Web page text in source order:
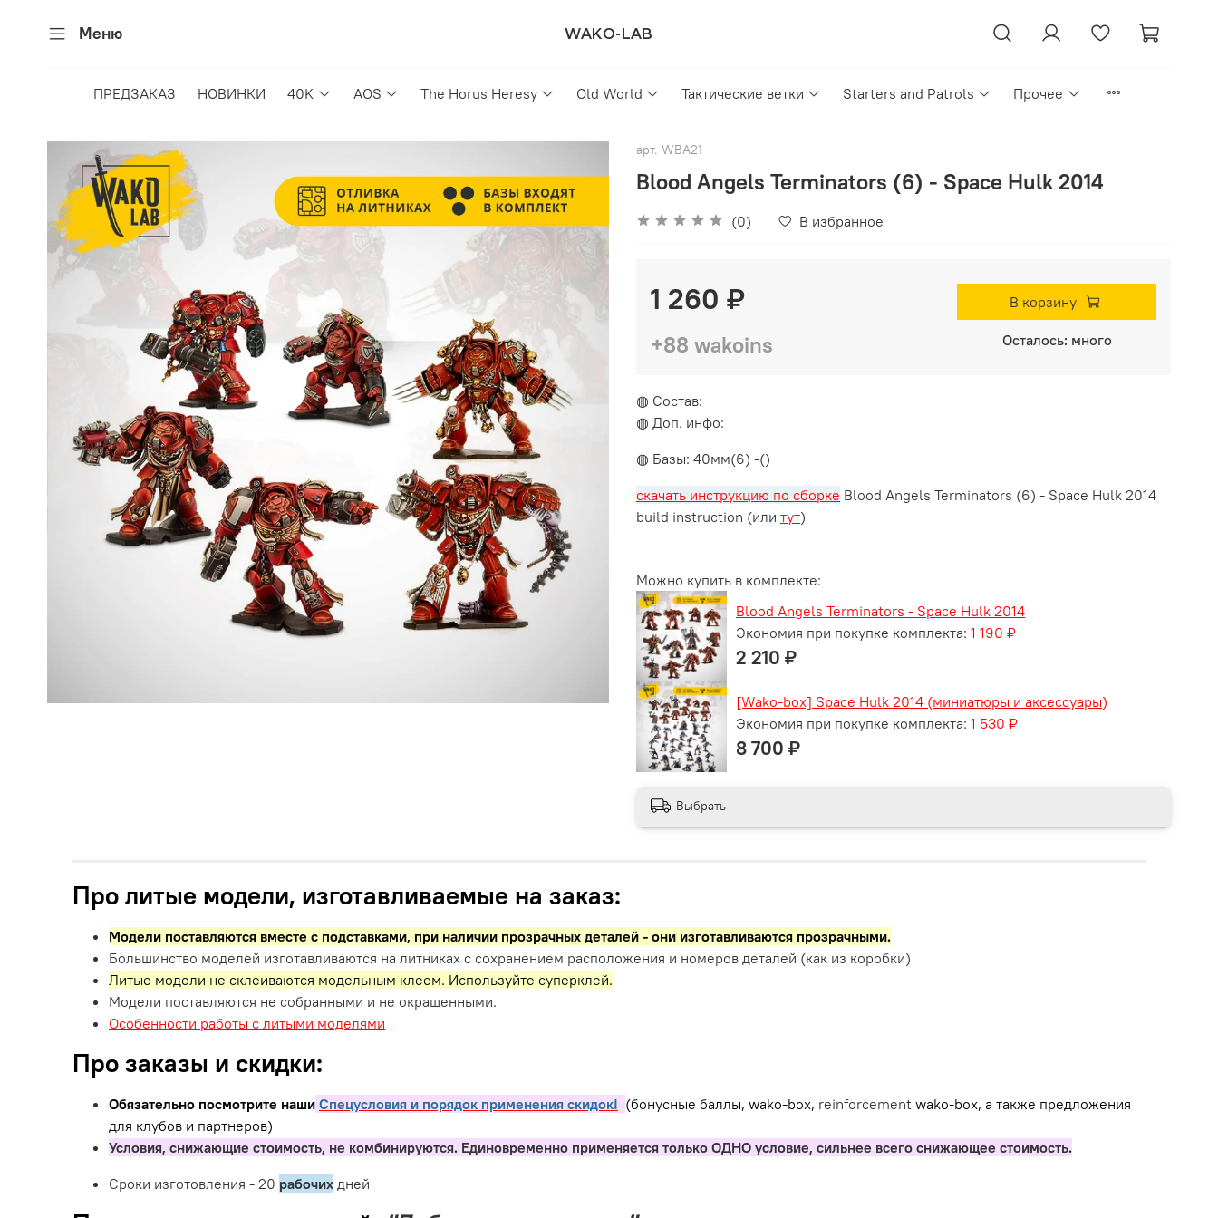
Меню WAKO-LAB
ПРЕДЗАКАЗ НОВИНКИ 40K AOS The Horus Heresy Old World Тактические ветки Starters and Patrols Прочее
арт. WBA21
Blood Angels Terminators (6) - Space Hulk 2014
(0) В избранное
1 260 ₽
+88 wakoins
В корзину
Осталось: много
◍ Состав:
◍ Доп. инфо:
◍ Базы: 40мм(6) -()
скачать инструкцию по сборке Blood Angels Terminators (6) - Space Hulk 2014
build instruction (или тут)
Выбрать
Можно купить в комплекте:
Blood Angels Terminators - Space Hulk 2014
Экономия при покупке комплекта: 1 190 ₽
2 210 ₽
[Wako-box] Space Hulk 2014 (миниатюры и аксессуары)
Экономия при покупке комплекта: 1 530 ₽
8 700 ₽
Про литые модели, изготавливаемые на заказ:
Модели поставляются вместе с подставками, при наличии прозрачных деталей - они изготавливаются прозрачными.
Большинство моделей изготавливаются на литниках с сохранением расположения и номеров деталей (как из коробки)
Литые модели не склеиваются модельным клеем. Используйте суперклей.
Модели поставляются не собранными и не окрашенными.
Особенности работы с литыми моделями
Про заказы и скидки:
Обязательно посмотрите наши Спецусловия и порядок применения скидок! (бонусные баллы, wako-box, reinforcement wako-box, а также предложения
для клубов и партнеров)
Условия, снижающие стоимость, не комбинируются. Единовременно применяется только ОДНО условие, сильнее всего снижающее стоимость.
Сроки изготовления - 20 рабочих дней